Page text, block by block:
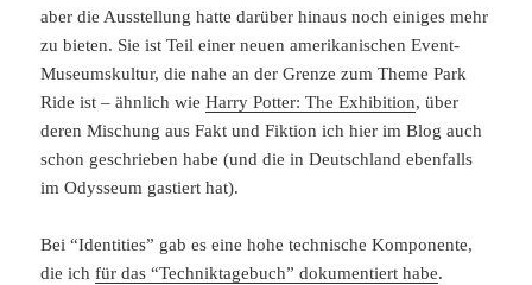
aber die Ausstellung hatte darüber hinaus noch einiges mehr
zu bieten. Sie ist Teil einer neuen amerikanischen Event-
Museumskultur, die nahe an der Grenze zum Theme Park
Ride ist – ähnlich wieHarry Potter: The Exhibition, über
deren Mischung aus Fakt und Fiktion ich hier im Blog auch
schon geschrieben habe (und die in Deutschland ebenfalls
im Odysseum gastiert hat).
Bei “Identities” gab es eine hohe technische Komponente,
die ichfür das “Techniktagebuch” dokumentiert habe.